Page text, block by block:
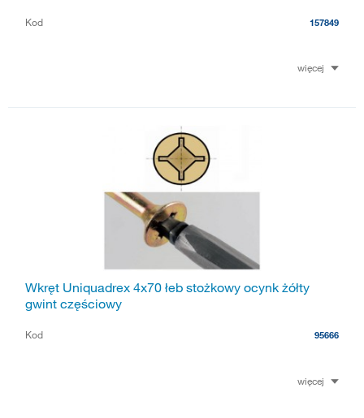
Kod 157849
więcej
Wkręt Uniquadrex 4x70 łeb stożkowy ocynk żółty
gwint częściowy
Kod 95666
więcej